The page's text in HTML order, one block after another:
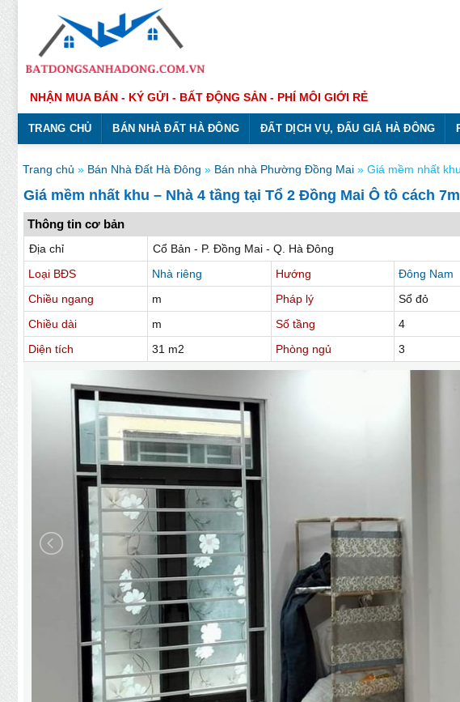
dung
NHẬN MUA BÁN - KÝ GỬI - BẤT ĐỘNG SẢN - PHÍ MÔI GIỚI RẺ
TRANG CHỦ BÁN NHÀ ĐẤT HÀ ĐÔNG ĐẤT DỊCH VỤ, ĐẤU GIÁ HÀ ĐÔNG
Trang chủ » Bán Nhà Đất Hà Đông » Bán nhà Phường Đồng Mai » Giá mềm nhất
Giá mềm nhất khu – Nhà 4 tầng tại Tổ 2 Đồng Mai Ô tô cách
Thông tin cơ bản
Địa chỉ
Cổ Bản - P. Đồng Mai - Q. Hà Đông
Loại BĐS
Nhà riêng Hướng Đông Nam
Chiều ngang
m Pháp lý Sổ đỏ
Chiều dài
m Số tầng 4
Diện tích
31 m2 Phòng ngủ 3